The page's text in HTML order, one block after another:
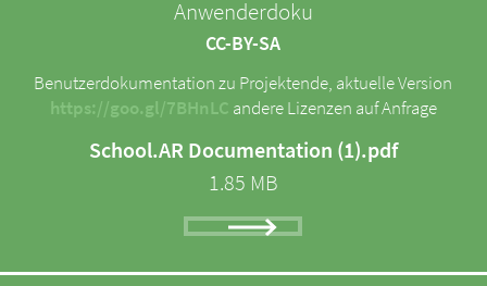
Anwenderdoku
CC-BY-SA
Benutzerdokumentation zu Projektende, aktuelle Version
https://goo.gl/7BHnLC andere Lizenzen auf Anfrage
School.AR Documentation (1).pdf
1.85 MB